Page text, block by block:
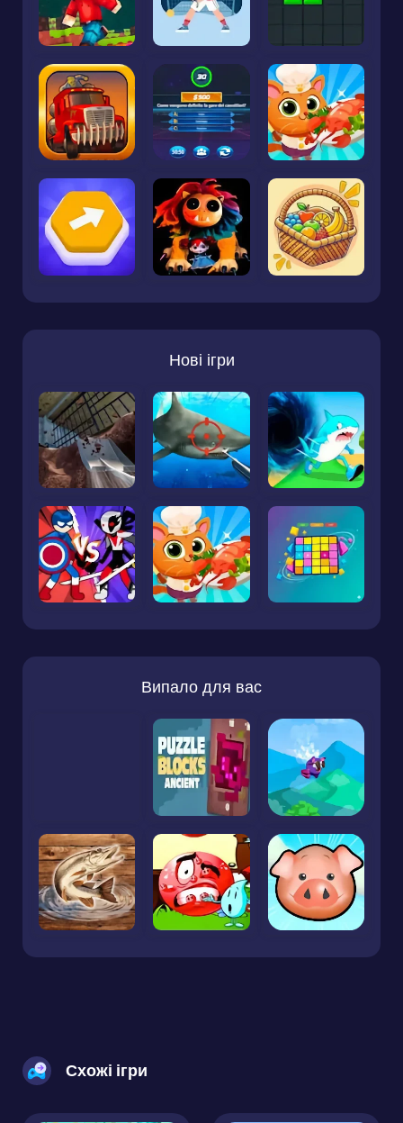
Нові ігри
Випало для вас
Схожі ігри